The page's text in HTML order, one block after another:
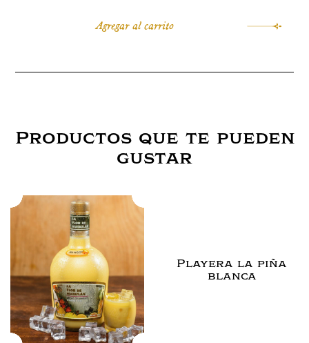
Productos que te pueden
gustar
Playera la piña
blanca